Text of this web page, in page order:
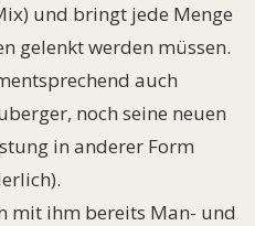
und bringt jede Menge
gelenkt werden müssen.
auch
noch seine neuen
in anderer Form
mit ihm bereits Man- und